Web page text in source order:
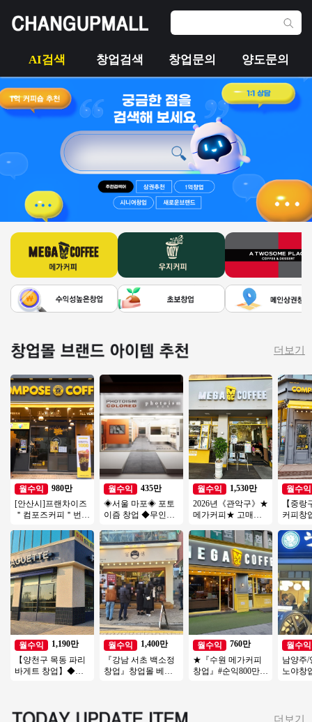
AI검색 창업검색 창업문의 양도문의
더보기
월수익
980만
[안산시]프랜차이즈
＂컴포즈커피＂번오
본 / 초보 / 여성창업
월수익
1,190만
【양천구 목동 파리
바게트 창업】◆메
월수익
435만
◈서울 마포◈ 포토
이즘 창업 ◆무인사
업/초보창업/직장인
창업/여성창업
월수익
1,400만
『강남 서초 백소정
창업』창업몰 베스
월수익
1,530만
2026년《관악구》★
메가커피★ 고매출 /
입니다.
월수익
760만
★『수원 메가커피
창업』#순익800만#
월수익
【중
커피창
까페창
월수익
남양주/
노야창
더보기